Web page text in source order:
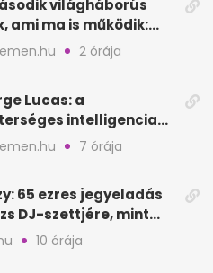
világháborús
ami ma is működik:
és játékmenet
2 órája
Lucas: a
intelligencia
Hollywood következő
7 órája
65 ezres jegyeladás
DJ-szettjére, mint
teltház metró nélkül
10 órája